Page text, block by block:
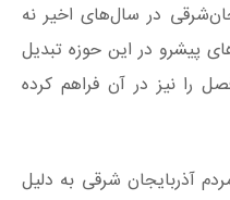
در سال‌های اخیر نه
پیشرو در این حوزه تبدیل
را نیز در آن فراهم کرده
آذربایجان شرقی به دلیل